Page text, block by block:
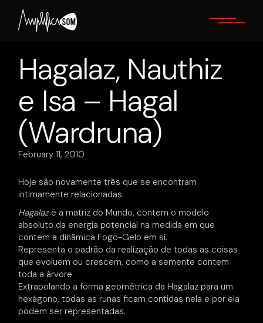
content
Hagalaz, Nauthiz
e Isa – Hagal
(Wardruna)
February 11, 2010
Hoje são novamente três que se encontram
intimamente relacionadas.
Hagalaz é a matriz do Mundo, contem o modelo
absoluto da energia potencial na medida em que
contem a dinâmica Fogo-Gelo em si.
Representa o padrão da realização de todas as coisas
que evoluem ou crescem, como a semente contem
toda a árvore.
Extrapolando a forma geométrica da Hagalaz para um
hexágono, todas as runas ficam contidas nela e por ela
podem ser representadas.